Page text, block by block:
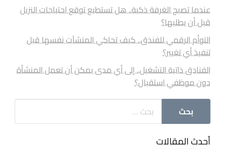
عندما تصبح الغرفة ذكية.. هل تستطيع توقع احتياجات النزيل
قبل أن يطلبها؟
التوأم الرقمي للفندق.. كيف تحاكي المنشآت نفسها قبل
تنفيذ أي تغيير؟
الفنادق ذاتية التشغيل.. إلى أي مدى يمكن أن تعمل المنشأة
دون موظفي استقبال؟
أحدث المقالات